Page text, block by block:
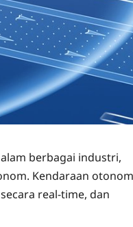
berbagai industri,
Kendaraan
real-time, dan